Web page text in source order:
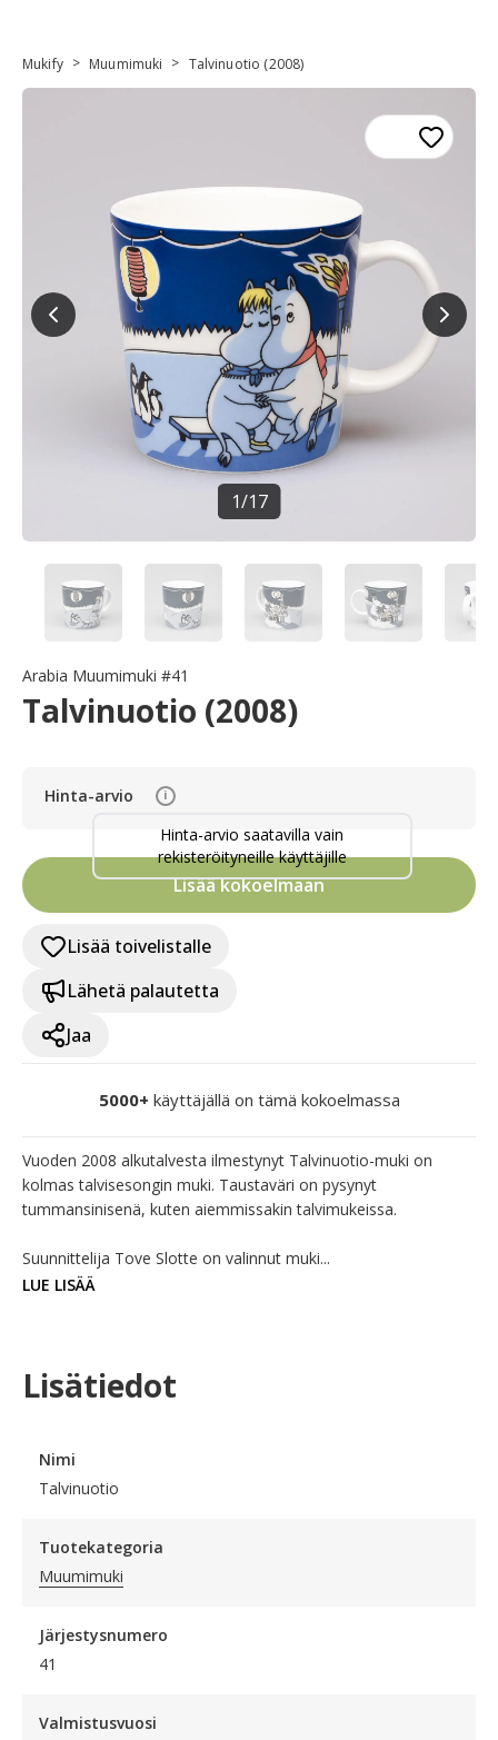
Mukify > Muumimuki > Talvinuotio (2008)
1/17
Arabia Muumimuki #41
Talvinuotio (2008)
Hinta-arvio i
Hinta-arvio saatavilla vain
rekisteröityneille käyttäjille
Lisää kokoelmaan
Lisää toivelistalle
Lähetä palautetta
Jaa
5000+ käyttäjällä on tämä kokoelmassa
Vuoden 2008 alkutalvesta ilmestynyt Talvinuotio-muki on
kolmas talvisesongin muki. Taustaväri on pysynyt
tummansinisenä, kuten aiemmissakin talvimukeissa.
Suunnittelija Tove Slotte on valinnut muki...
LUE LISÄÄ
Lisätiedot
Nimi
Talvinuotio
Tuotekategoria
Muumimuki
Järjestysnumero
41
Valmistusvuosi